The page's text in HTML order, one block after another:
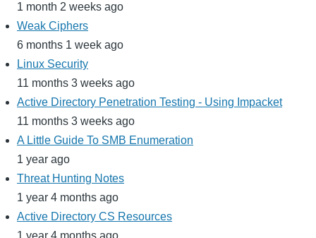
1 month 2 weeks ago
Weak Ciphers
6 months 1 week ago
Linux Security
11 months 3 weeks ago
Active Directory Penetration Testing - Using Impacket
11 months 3 weeks ago
A Little Guide To SMB Enumeration
1 year ago
Threat Hunting Notes
1 year 4 months ago
Active Directory CS Resources